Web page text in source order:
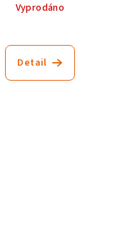
Vyprodáno
Detail